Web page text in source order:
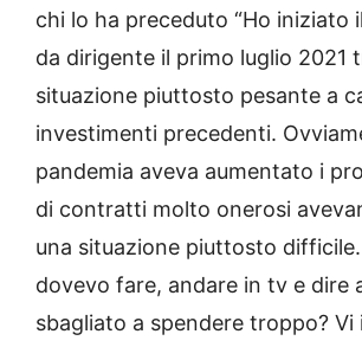
chi lo ha preceduto “Ho iniziato
da dirigente il primo luglio 2021
situazione piuttosto pesante a
investimenti precedenti.
pandemia aveva aumentato i
di contratti molto onerosi
una situazione piuttosto
dovevo fare, andare in tv e dire
sbagliato a spendere troppo? Vi